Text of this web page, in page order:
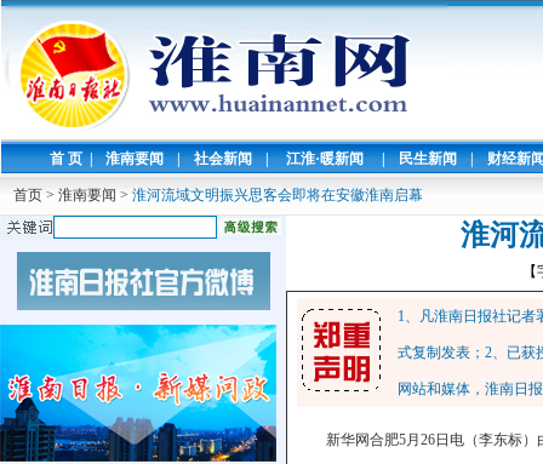
首 页 | 淮南要闻 | 社会新闻 | 江淮·暖新闻 | 民生新闻 | 财经新
首页 > 淮南要闻 > 淮河流域文明振兴思客会即将在安徽淮南启幕
淮河
1、凡淮南日报社记
式复制发表；2、已获
网站和媒体，淮南日
新华网合肥5月26日电（李东标